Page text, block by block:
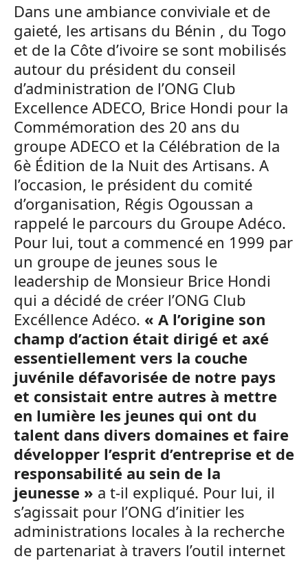
Dans une ambiance conviviale et de
gaieté, les artisans du Bénin , du Togo
et de la Côte d’ivoire se sont mobilisés
autour du président du conseil
d’administration de l’ONG Club
Excellence ADECO, Brice Hondi pour la
Commémoration des 20 ans du
groupe ADECO et la Célébration de la
6è Édition de la Nuit des Artisans. A
l’occasion, le président du comité
d’organisation, Régis Ogoussan a
rappelé le parcours du Groupe Adéco.
Pour lui, tout a commencé en 1999 par
un groupe de jeunes sous le
leadership de Monsieur Brice Hondi
qui a décidé de créer l’ONG Club
Excéllence Adéco. « A l’origine son
champ d’action était dirigé et axé
essentiellement vers la couche
juvénile défavorisée de notre pays
et consistait entre autres à mettre
en lumière les jeunes qui ont du
talent dans divers domaines et faire
développer l’esprit d’entreprise et de
responsabilité au sein de la
jeunesse » a t-il expliqué. Pour lui, il
s’agissait pour l’ONG d’initier les
administrations locales à la recherche
de partenariat à travers l’outil internet